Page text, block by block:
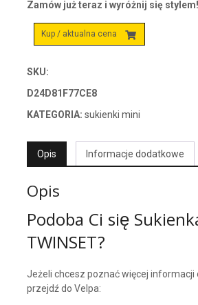
Zamów już teraz i wyróżnij się stylem!
Kup / aktualna cena
SKU:
D24D81F77CE8
KATEGORIA: sukienki mini
Opis Informacje dodatkowe
Opis
Podoba Ci się
TWINSET?
Jeżeli chcesz poznać więcej informacji
przejdź do Velpa: